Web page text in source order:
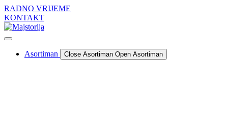
Skip
to
content
RADNO VRIJEME
KONTAKT
Asortiman Close Asortiman Open Asortiman